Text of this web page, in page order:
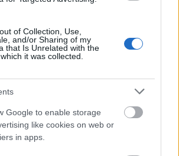
of Collection, Use,
and/or Sharing of my
that Is Unrelated with the
it was collected.
Google to enable storage
like cookies on web or
in apps.
meg ki a leginkább
és ezekhez zárkóznak fel az
is, mert olyan menő lett
lenni.